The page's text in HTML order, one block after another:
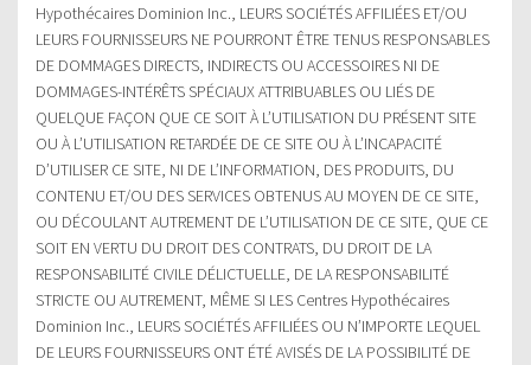
Hypothécaires Dominion Inc., LEURS SOCIÉTÉS AFFILIÉES ET/OU
LEURS FOURNISSEURS NE POURRONT ÊTRE TENUS RESPONSABLES
DE DOMMAGES DIRECTS, INDIRECTS OU ACCESSOIRES NI DE
DOMMAGES-INTÉRÊTS SPÉCIAUX ATTRIBUABLES OU LIÉS DE
QUELQUE FAÇON QUE CE SOIT À L’UTILISATION DU PRÉSENT SITE
OU À L’UTILISATION RETARDÉE DE CE SITE OU À L’INCAPACITÉ
D’UTILISER CE SITE, NI DE L’INFORMATION, DES PRODUITS, DU
CONTENU ET/OU DES SERVICES OBTENUS AU MOYEN DE CE SITE,
OU DÉCOULANT AUTREMENT DE L’UTILISATION DE CE SITE, QUE CE
SOIT EN VERTU DU DROIT DES CONTRATS, DU DROIT DE LA
RESPONSABILITÉ CIVILE DÉLICTUELLE, DE LA RESPONSABILITÉ
STRICTE OU AUTREMENT, MÊME SI LES Centres Hypothécaires
Dominion Inc., LEURS SOCIÉTÉS AFFILIÉES OU N’IMPORTE LEQUEL
DE LEURS FOURNISSEURS ONT ÉTÉ AVISÉS DE LA POSSIBILITÉ DE